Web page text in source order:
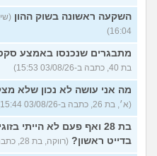
השקעה ראשונה בשוק ההון
16:04)
מתבגרים שנכנסו באמצע
בת 40, כתבה ב-03/08/26 15:53)
מה אני עושה לא נכון שלא
(א׳, בת 26, כתבה ב-03/08/26 15:44)
בת 28 ואף פעם לא הייתי
בדייט ראשון? (רווקה, בת 28, כתבה ב-03/08/26 15:23)